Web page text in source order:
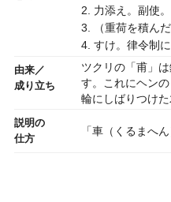
2. 力添え。副使
3. （重荷を積ん
4. すけ。律令制
由来／
成り立ち
ツクリの「甫」
す。これにヘン
輪にしばりつけた
説明の
仕方
「車（くるまへ